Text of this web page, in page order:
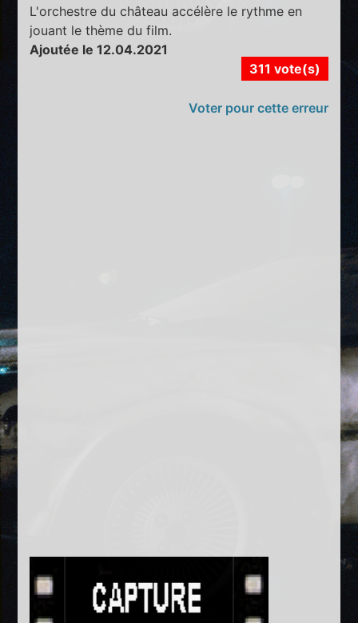
L'orchestre du château accélère le rythme en
jouant le thème du film.
Ajoutée le 12.04.2021
311 vote(s)
Voter pour cette erreur